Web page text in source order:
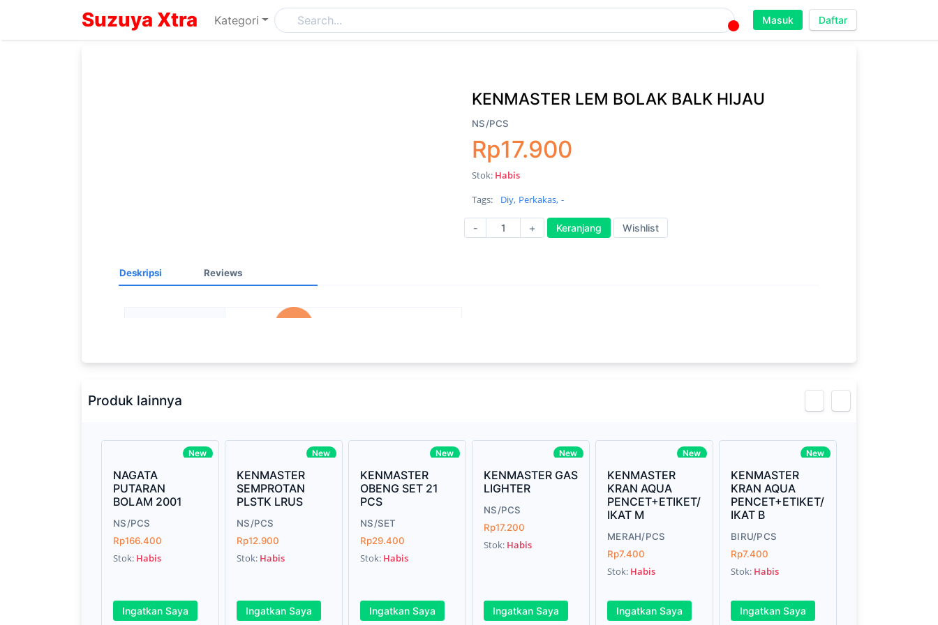
Suzuya Xtra Kategori Masuk Daftar
KENMASTER LEM BOLAK BALK HIJAU
NS/PCS
Rp17.900
Stok: Habis
Tags:
Diy, Perkakas, -
- + Keranjang Wishlist
Deskripsi Reviews
2.3GHz quad-core Intel Core i5,
Display
13.3-inch (diagonal) LED-backlit display with IPS
technology
512GB SSD
Intel Iris Plus Graphics 655
Email:
Produk lainnya
New
NAGATA
PUTARAN
BOLAM 2001
NS/PCS
Rp166.400
Stok: Habis
Ingatkan Saya
New
KENMASTER
SEMPROTAN
PLSTK LRUS
NS/PCS
Rp12.900
Stok: Habis
Ingatkan Saya
New
KENMASTER
OBENG SET 21
PCS
NS/SET
Rp29.400
Stok: Habis
Ingatkan Saya
New
KENMASTER GAS
LIGHTER
NS/PCS
Rp17.200
Stok: Habis
Ingatkan Saya
New
KENMASTER
KRAN AQUA
PENCET+ETIKET/
IKAT M
MERAH/PCS
Rp7.400
Stok: Habis
Ingatkan Saya
New
KENMASTER
KRAN AQUA
PENCET+ETIKET/
IKAT B
BIRU/PCS
Rp7.400
Stok: Habis
Ingatkan Saya